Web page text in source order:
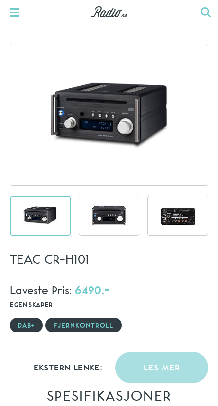
TEAC CR-H101
Laveste Pris: 6490,-
EGENSKAPER:
DAB+ FJERNKONTROLL
EKSTERN LENKE: LES MER
SPESIFIKASJONER